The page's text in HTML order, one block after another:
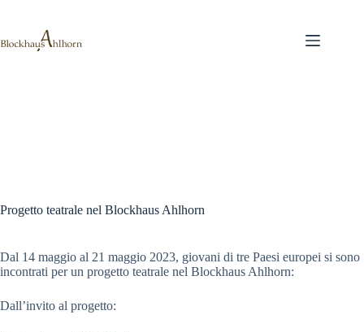
contenuto
Progetto teatrale nel Blockhaus Ahlhorn
Dal 14 maggio al 21 maggio 2023, giovani di tre Paesi europei si sono
incontrati per un progetto teatrale nel Blockhaus Ahlhorn:
Dall’invito al progetto: